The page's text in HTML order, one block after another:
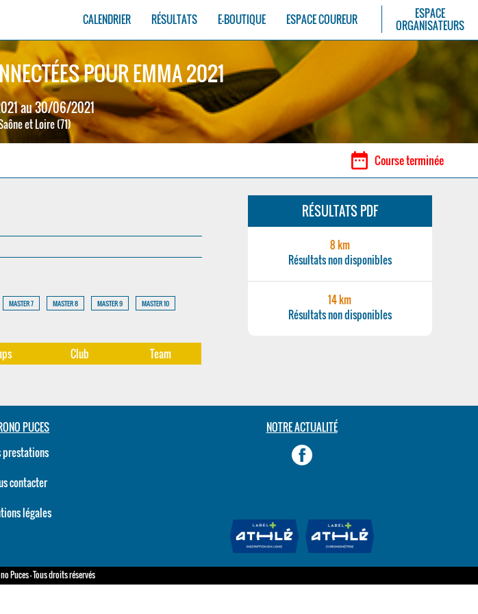
CALENDRIER RÉSULTATS E-BOUTIQUE ESPACE COUREUR
ESPACE
ORGANISATEURS
POUR EMMA 2021
au 30/06/2021
et Loire (71)
date_range Course terminée
MASTER 7 MASTER 8 MASTER 9 MASTER 10
Club Team
RÉSULTATS PDF
8 km
Résultats non disponibles
14 km
Résultats non disponibles
PUCES
prestations
contacter
légales
NOTRE ACTUALITÉ
Puces - Tous droits réservés